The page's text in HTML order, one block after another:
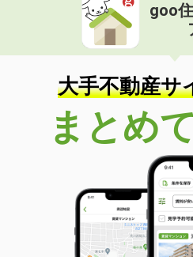
価 格
住 所
鳥取県鳥
専有面積 55.47m²
間取り
2LDK
鳥取県米子市皆生新田３
価 格
6.40万円
鳥取県米
33.52m²
間取り
1LDK
鳥取県鳥取市賀露町西１
goo
大手不動産サ
まとめ